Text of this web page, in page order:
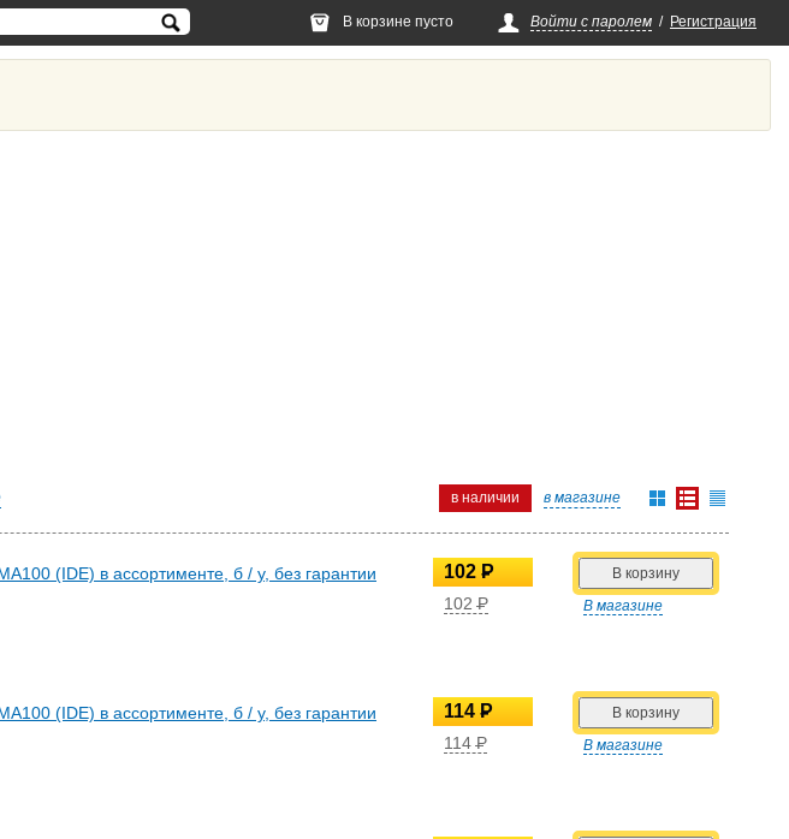
В корзине пусто Войти с паролем / Регистрация
в наличии в магазине
В магазине
102 P
УБ.
102P
(IDE) в ассортименте, б / у, без гарантии
В магазине
114 P
УБ.
114P
(IDE) в ассортименте, б / у, без гарантии